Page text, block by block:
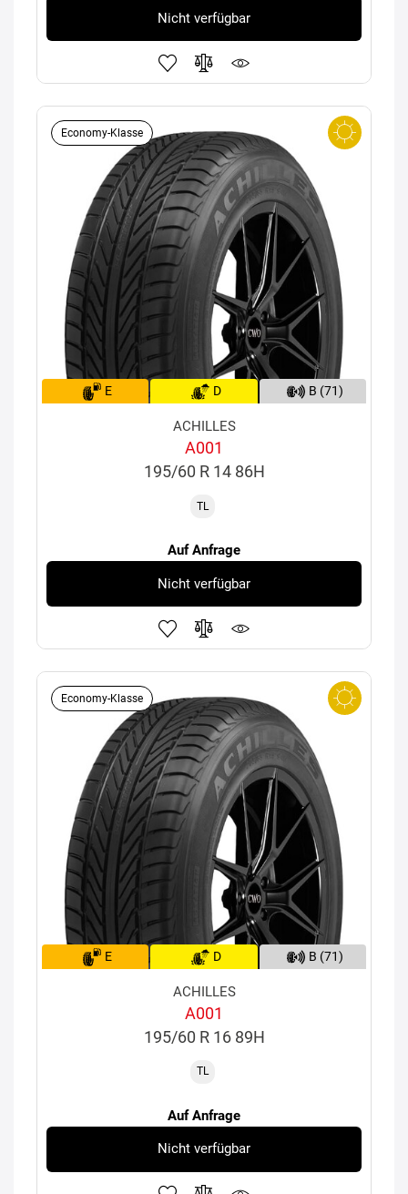
Nicht verfügbar
Economy-Klasse
E D B (71)
ACHILLES
A001
195/60 R 14 86H
TL
Auf Anfrage
Nicht verfügbar
Economy-Klasse
E D B (71)
ACHILLES
A001
195/60 R 16 89H
TL
Auf Anfrage
Nicht verfügbar